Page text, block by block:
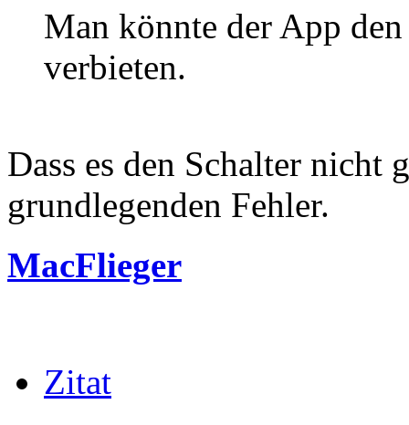
Man könnte der App
verbieten.
Dass es den Schalter nicht
grundlegenden Fehler.
MacFlieger
Zitat